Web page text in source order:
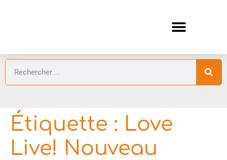
Étiquette : Love
Live! Nouveau